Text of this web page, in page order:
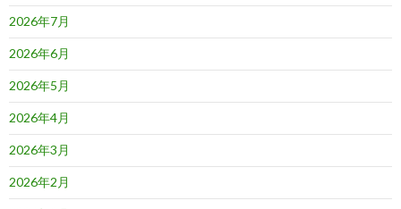
2026年7月
2026年6月
2026年5月
2026年4月
2026年3月
2026年2月